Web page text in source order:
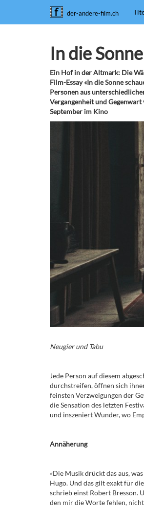
der-andere-film.ch
In die
Ein Hof in der Altmark: Die
Film-Essay «In die Sonne
Personen aus
Vergangenheit und
September im Kino
Neugier und Tabu
Jede Person auf diesem
durchstreifen, öffnen sich
feinsten Verzweigungen der
die Sensation des letzten
und inszeniert Wunder, wo
Annäherung
«Die Musik drückt das aus,
Hugo. Und das gilt exakt für
schrieb einst Robert Bresson.
den mir die Worte fehlen,